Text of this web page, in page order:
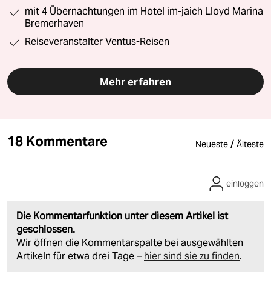
mit 4 Übernachtungen im Hotel im-jaich Lloyd Marina
Bremerhaven
Reiseveranstalter Ventus-Reisen
Mehr erfahren
18 Kommentare Neueste / Älteste
Die Kommentarfunktion unter diesem Artikel ist
geschlossen.
Wir öffnen die Kommentarspalte bei ausgewählten
Artikeln für etwa drei Tage – hier sind sie zu finden.
einloggen